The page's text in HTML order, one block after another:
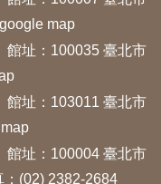
google map
館址：100035 臺北市
館址：103011 臺北市
館址：100004 臺北市
(02) 2382-2684